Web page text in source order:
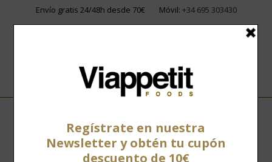
Envío gratis 24/48h desde 70€ Móvil: +34 695 303430